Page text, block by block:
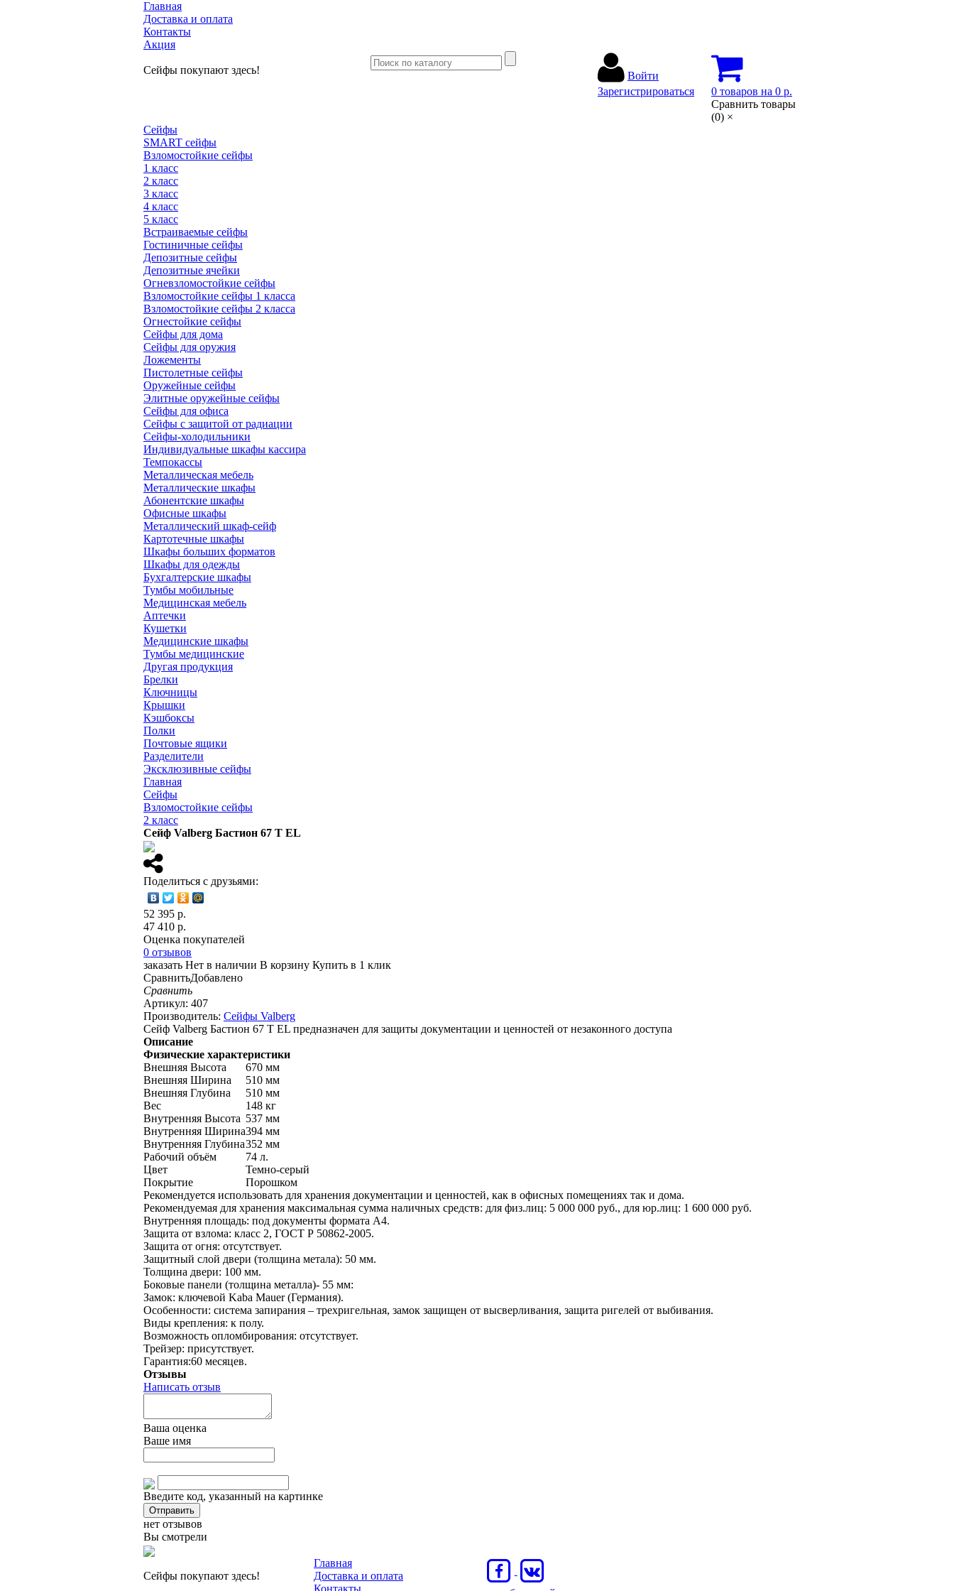
Главная
Доставка и оплата
Контакты
Акция
Сейфы покупают здесь!
Войти
Зарегистрироваться
0 товаров на 0 р.
Сравнить товары
(0) ×
Сейфы
SMART сейфы
Взломостойкие сейфы
1 класс
2 класс
3 класс
4 класс
5 класс
Встраиваемые сейфы
Гостиничные сейфы
Депозитные сейфы
Депозитные ячейки
Огневзломостойкие сейфы
Взломостойкие сейфы 1 класса
Взломостойкие сейфы 2 класса
Огнестойкие сейфы
Сейфы для дома
Сейфы для оружия
Ложементы
Пистолетные сейфы
Оружейные сейфы
Элитные оружейные сейфы
Сейфы для офиса
Сейфы с защитой от радиации
Сейфы-холодильники
Индивидуальные шкафы кассира
Темпокассы
Металлическая мебель
Металлические шкафы
Абонентские шкафы
Офисные шкафы
Металлический шкаф-сейф
Картотечные шкафы
Шкафы больших форматов
Шкафы для одежды
Бухгалтерские шкафы
Тумбы мобильные
Медицинская мебель
Аптечки
Кушетки
Медицинские шкафы
Тумбы медицинские
Другая продукция
Брелки
Ключницы
Крышки
Кэшбоксы
Полки
Почтовые ящики
Разделители
Эксклюзивные сейфы
Главная
Сейфы
Взломостойкие сейфы
2 класс
Сейф Valberg Бастион 67 T EL
Поделиться с друзьями:
52 395 р.
47 410 р.
Оценка покупателей
0 отзывов
заказать Нет в наличии В корзину Купить в 1 клик
СравнитьДобавлено
Сравнить
Артикул: 407
Производитель: Сейфы Valberg
Сейф Valberg Бастион 67 T EL предназначен для защиты документации и ценностей от незаконного доступа
Описание
Физические характеристики
Внешняя Высота
670 мм
Внешняя Ширина
510 мм
Внешняя Глубина
510 мм
Вес
148 кг
Внутренняя Высота 537 мм
Внутренняя Ширина394 мм
Внутренняя Глубина352 мм
Рабочий объём
74 л.
Цвет
Темно-серый
Покрытие
Порошком
Рекомендуется использовать для хранения документации и ценностей, как в офисных помещениях так и дома.
Рекомендуемая для хранения максимальная сумма наличных средств: для физ.лиц: 5 000 000 руб., для юр.лиц: 1 600 000 руб.
Внутренняя площадь: под документы формата А4.
Защита от взлома: класс 2, ГОСТ Р 50862-2005.
Защита от огня: отсутствует.
Защитный слой двери (толщина метала): 50 мм.
Толщина двери: 100 мм.
Боковые панели (толщина металла)- 55 мм:
Замок: ключевой Kaba Mauer (Германия).
Особенности: система запирания – трехригельная, замок защищен от высверливания, защита ригелей от выбивания.
Виды крепления: к полу.
Возможность опломбирования: отсутствует.
Трейзер: присутствует.
Гарантия:60 месяцев.
Отзывы
Написать отзыв
Ваша оценка
Ваше имя
Введите код, указанный на картинке
нет отзывов
Вы смотрели
Сейфы покупают здесь!
Главная
Доставка и оплата
Контакты